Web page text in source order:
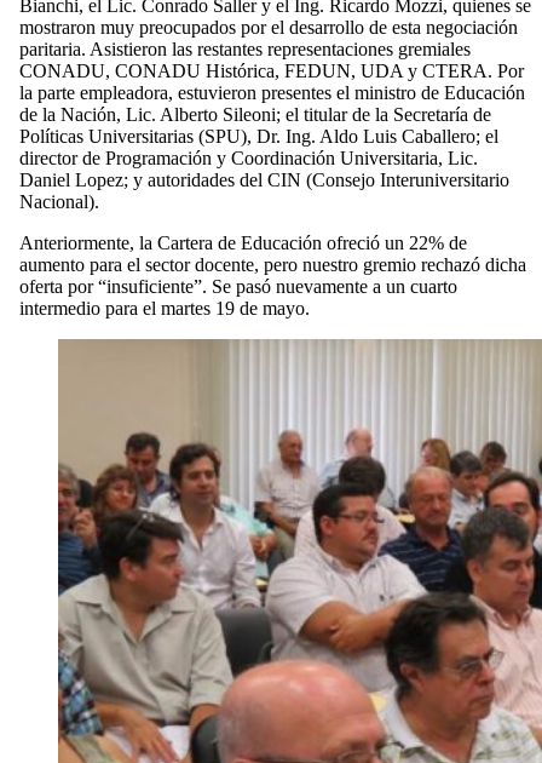
Bianchi, el Lic. Conrado Saller y el Ing. Ricardo Mozzi, quienes se
mostraron muy preocupados por el desarrollo de esta negociación
paritaria. Asistieron las restantes representaciones gremiales
CONADU, CONADU Histórica, FEDUN, UDA y CTERA. Por
la parte empleadora, estuvieron presentes el ministro de Educación
de la Nación, Lic. Alberto Sileoni; el titular de la Secretaría de
Políticas Universitarias (SPU), Dr. Ing. Aldo Luis Caballero; el
director de Programación y Coordinación Universitaria, Lic.
Daniel Lopez; y autoridades del CIN (Consejo Interuniversitario
Nacional).
Anteriormente, la Cartera de Educación ofreció un 22% de
aumento para el sector docente, pero nuestro gremio rechazó dicha
oferta por “insuficiente”. Se pasó nuevamente a un cuarto
intermedio para el martes 19 de mayo.